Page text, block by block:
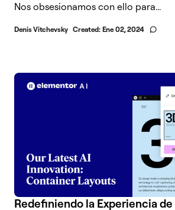
Nos obsesionamos con ello para...
Denis Vitchevsky Created: Ene 02, 2024
Redefiniendo la Experiencia